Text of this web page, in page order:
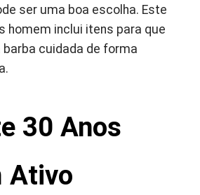
ser uma boa escolha. Este
homem inclui itens para que
cuidada de forma
30 Anos
Ativo